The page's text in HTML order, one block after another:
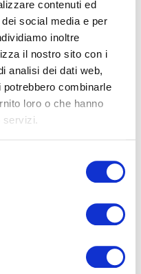
contenuti ed
social media e per
inoltre
il nostro sito con i
analisi dei dati web,
combinarle
loro o che hanno
servizi.
CORSI
Addetti al primo soccorso
Carrello elevatore
PES/PAV
Preposti
RLS